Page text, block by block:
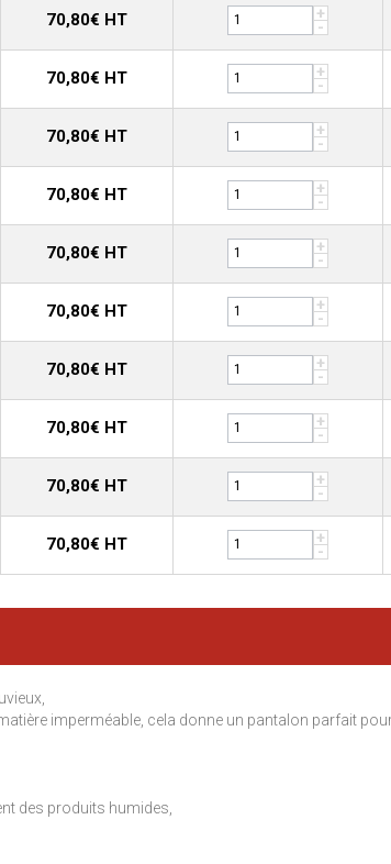
70,80€ HT +
-
70,80€ HT +
-
70,80€ HT +
-
70,80€ HT +
-
70,80€ HT +
-
70,80€ HT +
-
70,80€ HT +
-
70,80€ HT +
-
70,80€ HT +
-
70,80€ HT +
-
imperméable, cela donne un pantalon parfait
des produits humides,